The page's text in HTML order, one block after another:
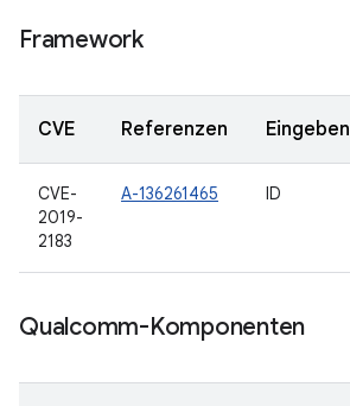
Framework
CVE Referenzen Eingeben
CVE-
2019-
2183
A-136261465 ID
Qualcomm-Komponenten